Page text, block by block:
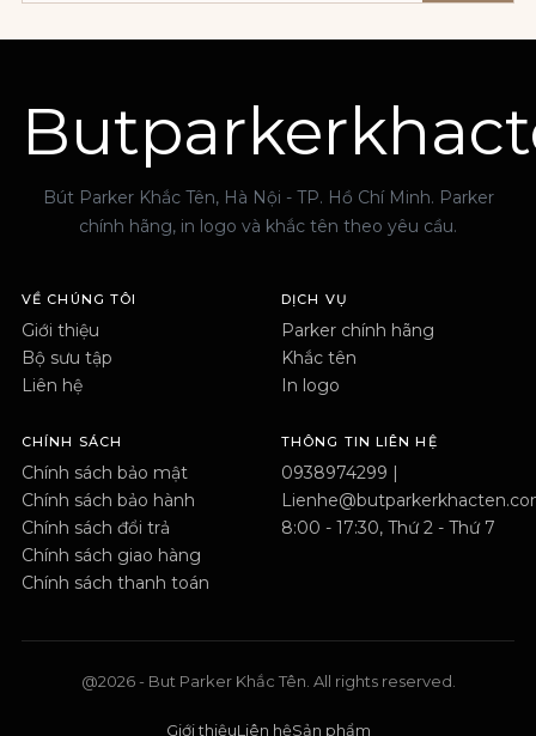
Bút Parker Khắc Tên, Hà Nội - TP. Hồ Chí Minh. Parker
chính hãng, in logo và khắc tên theo yêu cầu.
VỀ CHÚNG TÔI
Giới thiệu
Bộ sưu tập
Liên hệ
DỊCH VỤ
Parker chính hãng
Khắc tên
In logo
CHÍNH SÁCH
Chính sách bảo mật
Chính sách bảo hành
Chính sách đổi trả
Chính sách giao hàng
Chính sách thanh toán
THÔNG TIN LIÊN HỆ
0938974299 |
8:00 - 17:30, Thứ 2 - Thứ 7
@2026 - But Parker Khắc Tên. All rights reserved.
Giới thiệuLiên hệSản phẩm